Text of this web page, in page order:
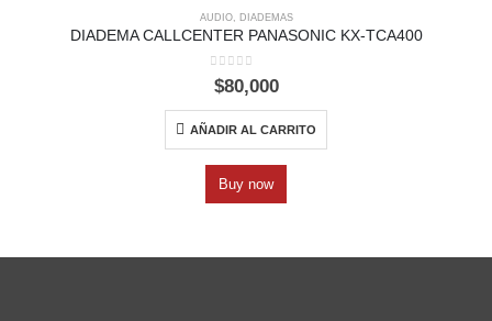
AUDIO, DIADEMAS
DIADEMA CALLCENTER PANASONIC KX-TCA400
0out of 5
$80,000
AÑADIR AL CARRITO
Buy now